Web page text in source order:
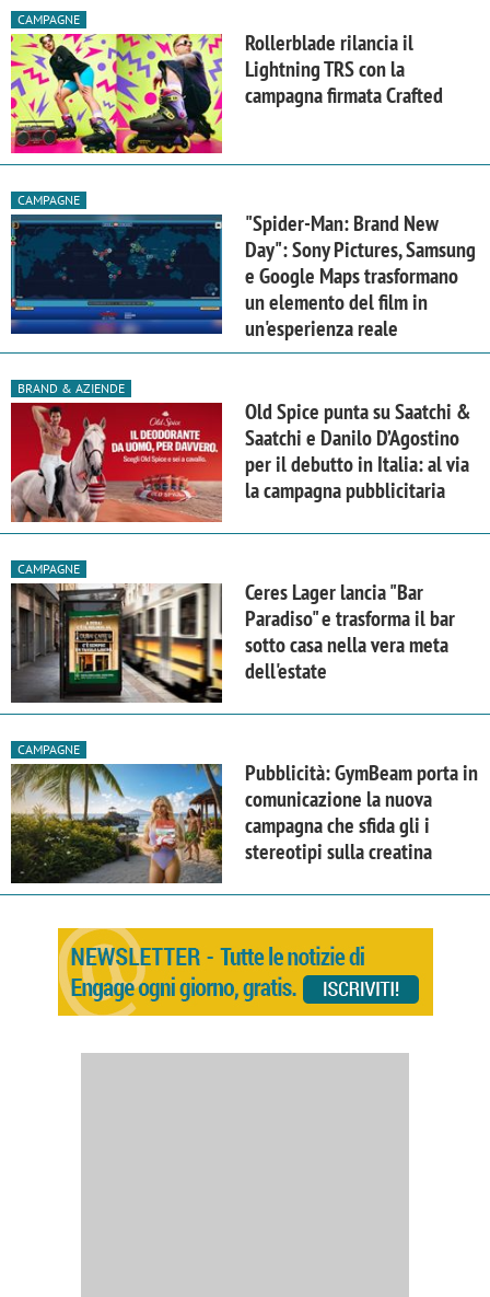
CAMPAGNE
Rollerblade rilancia il
Lightning TRS con la
campagna firmata Crafted
CAMPAGNE
"Spider-Man: Brand New
Day": Sony Pictures, Samsung
e Google Maps trasformano
un elemento del film in
un'esperienza reale
BRAND & AZIENDE
Old Spice punta su Saatchi &
Saatchi e Danilo D’Agostino
per il debutto in Italia: al via
la campagna pubblicitaria
CAMPAGNE
Ceres Lager lancia "Bar
Paradiso" e trasforma il bar
sotto casa nella vera meta
dell'estate
CAMPAGNE
Pubblicità: GymBeam porta in
comunicazione la nuova
campagna che sfida gli i
stereotipi sulla creatina